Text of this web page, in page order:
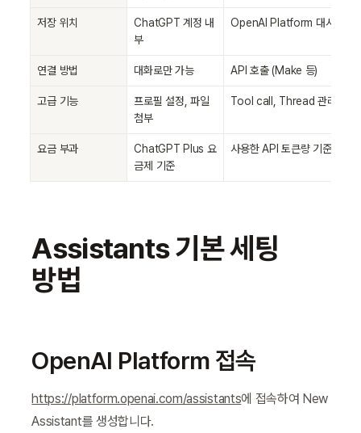
저장 위치
ChatGPT 계정 내
부
OpenAI Platform 대시보드 (
연결 방법 대화로만 가능 API 호출 (Make 등)
고급 기능
프로필 설정, 파일
첨부
Tool call, Thread 관리, 대
요금 부과
ChatGPT Plus 요
금제 기준
사용한 API 토큰량 기준 과금
Assistants 기본 세팅
방법
OpenAI Platform 접속
https://platform.openai.com/assistants에 접속하여 New
Assistant를 생성합니다.